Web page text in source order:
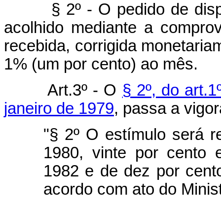
§ 2º - O pedido de
acolhido mediante a
recebida, corrigida
1% (um por cento) ao mês.
Art.3º - O § 2º, do
janeiro de 1979, passa a
"§ 2º O estímulo será
1980, vinte por cento
1982 e de dez por
acordo com ato do